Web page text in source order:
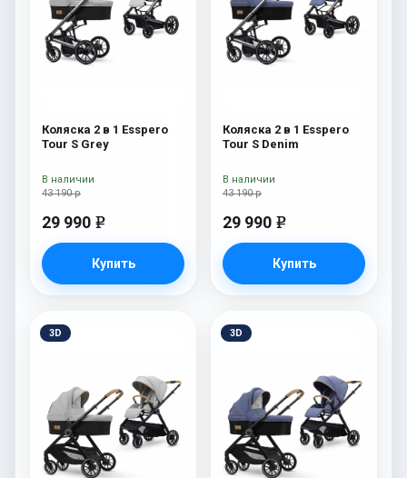
Коляска 2 в 1 Esspero
Tour S Grey
43 190 р
29 990 e
Купить
В наличии
Коляска 2 в 1 Esspero
Tour S Denim
43 190 р
29 990 e
Купить
В наличии
3D 3D